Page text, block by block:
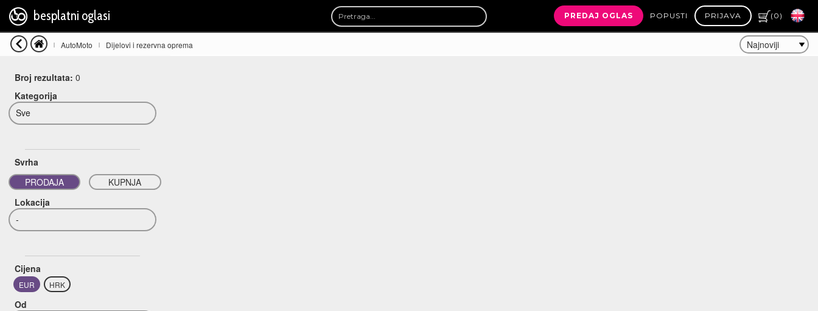
besplatni oglasi PREDAJ OGLAS POPUSTI PRIJAVA ( 0 )
Broj rezultata: 0
Kategorija
Sve
Svrha
PRODAJA
KUPNJA
Lokacija
-
Cijena
EUR HRK
Od
| AutoMoto | Dijelovi i rezervna oprema